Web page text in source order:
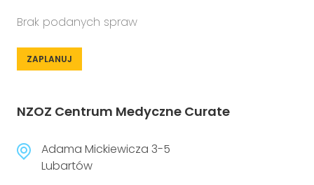
Brak podanych spraw
ZAPLANUJ
NZOZ Centrum Medyczne Curate
Adama Mickiewicza 3-5
Lubartów